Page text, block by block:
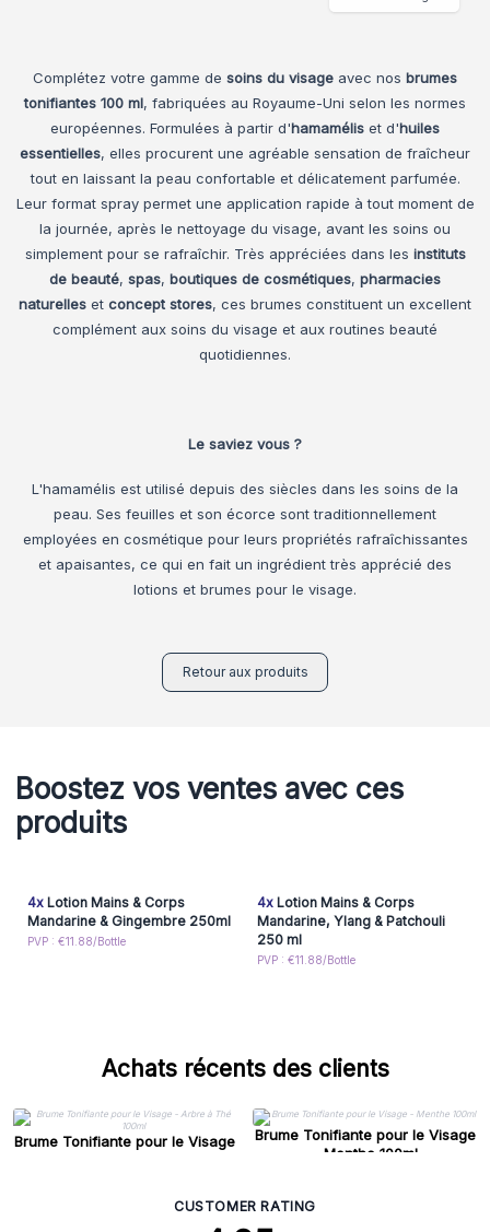
Complétez votre gamme de soins du visage avec nos brumes
tonifiantes 100 ml, fabriquées au Royaume-Uni selon les normes
européennes. Formulées à partir d'hamamélis et d'huiles
essentielles, elles procurent une agréable sensation de fraîcheur
tout en laissant la peau confortable et délicatement parfumée.
Leur format spray permet une application rapide à tout moment de
la journée, après le nettoyage du visage, avant les soins ou
simplement pour se rafraîchir. Très appréciées dans les instituts
de beauté, spas, boutiques de cosmétiques, pharmacies
naturelles et concept stores, ces brumes constituent un excellent
complément aux soins du visage et aux routines beauté
quotidiennes.
Le saviez vous ?
L'hamamélis est utilisé depuis des siècles dans les soins de la
peau. Ses feuilles et son écorce sont traditionnellement
employées en cosmétique pour leurs propriétés rafraîchissantes
et apaisantes, ce qui en fait un ingrédient très apprécié des
lotions et brumes pour le visage.
Retour aux produits
Boostez vos ventes avec ces
produits
4xLotion Mains & Corps
Mandarine & Gingembre 250ml
PVP : €11.88/Bottle
4xLotion Mains & Corps
Mandarine, Ylang & Patchouli
250 ml
PVP : €11.88/Bottle
Achats récents des clients
Brume Tonifiante pour le Visage
Brume Tonifiante pour le Visage
- Menthe 100ml
CUSTOMER RATING